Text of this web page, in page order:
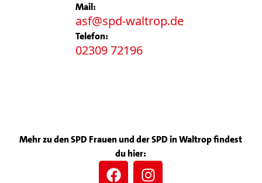
Mail:
asf@spd-waltrop.de
Telefon:
02309 72196
Mehr zu den SPD Frauen und der SPD in Waltrop findest
du hier: